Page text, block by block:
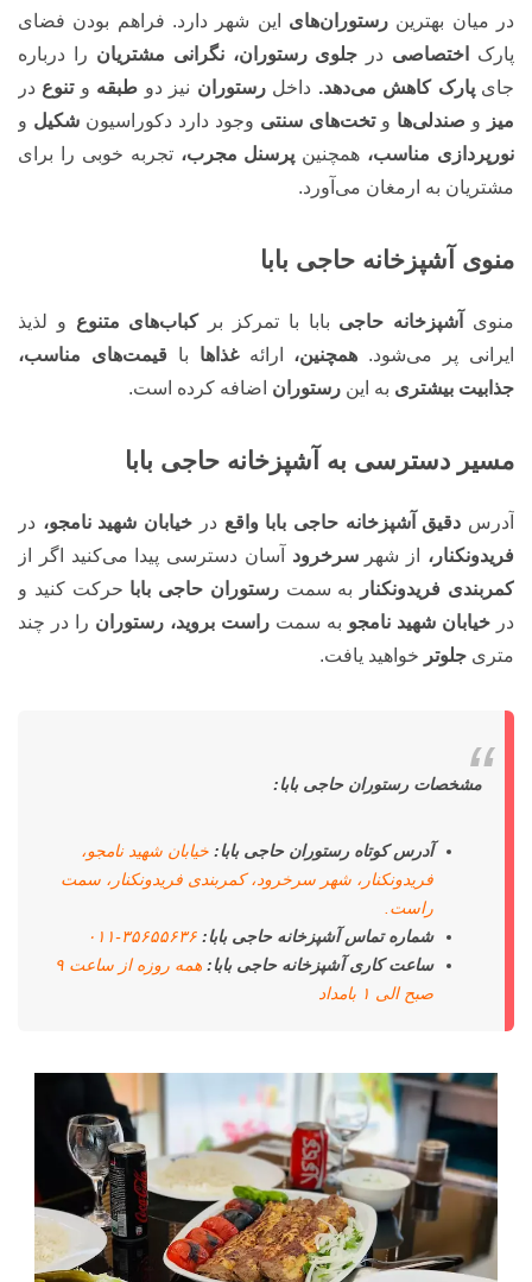
در میان بهترین رستوران‌های این شهر دارد. فراهم بودن فضای
پارک
اختصاصی در جلوی رستوران، نگرانی مشتریان را درباره
جایپارک کاهش می‌دهد. داخلرستوران نیز دو طبقه وتنوع در
میز و صندلی‌ها وتخت‌های سنتی وجود دارد دکوراسیون شکیل و
نورپردازی مناسب، همچنین پرسنل مجرب، تجربه خوبی را برای
مشتریان به ارمغان می‌آورد.
منوی آشپزخانه حاجی بابا
منوی آشپزخانه حاجی بابا با تمرکز برکباب‌های متنوع و لذیذ
ایرانی پر می‌شود. همچنین، ارائهغذاها با قیمت‌های مناسب،
جذابیت بیشتری به این رستوران اضافه کرده است.
مسیر دسترسی به آشپزخانه حاجی بابا
آدرس دقیق آشپزخانه حاجی بابا واقع در خیابان شهید نامجو، در
فریدونکنار، از شهرسرخرود آسان دسترسی پیدا می‌کنید اگر از
کمربندی فریدونکنار
به سمترستوران حاجی بابا حرکت کنید و
در خیابان شهید نامجو به سمت راست بروید، رستوران را در چند
متری جلوتر خواهید یافت.
مشخصات رستوران حاجی بابا:
آدرس کوتاه رستوران حاجی بابا: خیابان شهید نامجو،
فریدونکنار، شهر سرخرود، کمربندی فریدونکنار، سمت
راست.
شماره تماس آشپزخانه حاجی بابا: ۳۵۶۵۵۶۳۶-۰۱۱
ساعت کاری آشپزخانه حاجی بابا:
همه روزه از ساعت ۹
صبح الی ۱ بامداد